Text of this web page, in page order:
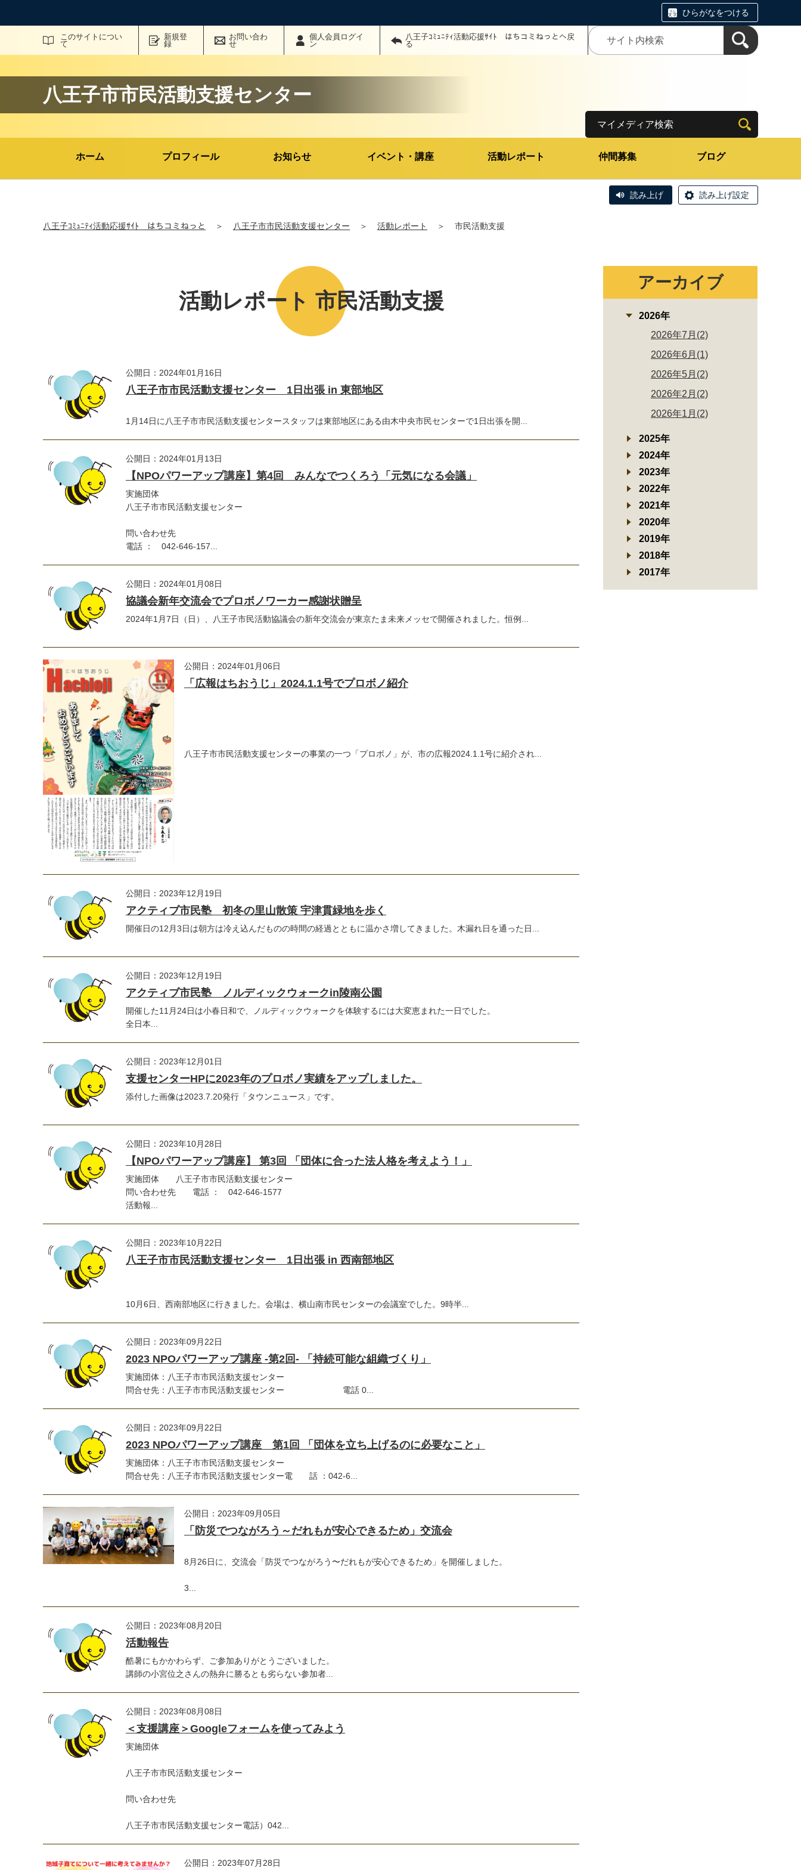
ひらがなをつける
このサイトについ
て
新規登
録
お問い合わ
せ
個人会員ログイ
ン
八王子ｺﾐｭﾆﾃｨ活動応援ｻｲﾄ はちコミねっとへ戻
る
サイト内検索
八王子市市民活動支援センター
ホーム プロフィール お知らせ イベント・講座 活動レポート 仲間募集 ブログ
マイメディア検索
読み上げ 読み上げ設定
八王子ｺﾐｭﾆﾃｨ活動応援ｻｲﾄ はちコミねっと ＞ 八王子市市民活動支援センター ＞ 活動レポート ＞ 市民活動支援
活動レポート 市民活動支援
公開日：2024年01月16日
八王子市市民活動支援センター 1日出張 in 東部地区
1月14日に八王子市市民活動支援センタースタッフは東部地区にある由木中央市民センターで1日出張を開...
公開日：2024年01月13日
【NPOパワーアップ講座】第4回 みんなでつくろう「元気になる会議」
実施団体
八王子市市民活動支援センター
問い合わせ先
電話 ： 042-646-157...
公開日：2024年01月08日
協議会新年交流会でプロボノワーカー感謝状贈呈
2024年1月7日（日）、八王子市民活動協議会の新年交流会が東京たま未来メッセで開催されました。恒例...
公開日：2024年01月06日
「広報はちおうじ」2024.1.1号でプロボノ紹介
八王子市市民活動支援センターの事業の一つ「プロボノ」が、市の広報2024.1.1号に紹介され...
公開日：2023年12月19日
アクティブ市民塾 初冬の里山散策 宇津貫緑地を歩く
開催日の12月3日は朝方は冷え込んだものの時間の経過とともに温かさ増してきました。木漏れ日を通った日...
公開日：2023年12月19日
アクティブ市民塾 ノルディックウォークin陵南公園
開催した11月24日は小春日和で、ノルディックウォークを体験するには大変恵まれた一日でした。
全日本...
公開日：2023年12月01日
支援センターHPに2023年のプロボノ実績をアップしました。
添付した画像は2023.7.20発行「タウンニュース」です。
公開日：2023年10月28日
【NPOパワーアップ講座】 第3回 「団体に合った法人格を考えよう！」
実施団体 八王子市市民活動支援センター
問い合わせ先 電話 ： 042-646-1577
活動報...
公開日：2023年10月22日
八王子市市民活動支援センター 1日出張 in 西南部地区
10月6日、西南部地区に行きました。会場は、横山南市民センターの会議室でした。9時半...
公開日：2023年09月22日
2023 NPOパワーアップ講座 -第2回- 「持続可能な組織づくり」
実施団体：八王子市市民活動支援センター
問合せ先：八王子市市民活動支援センター 電話 0...
公開日：2023年09月22日
2023 NPOパワーアップ講座 第1回 「団体を立ち上げるのに必要なこと」
実施団体：八王子市市民活動支援センター
問合せ先：八王子市市民活動支援センター電 話 ：042-6...
公開日：2023年09月05日
「防災でつながろう～だれもが安心できるため」交流会
8月26日に、交流会「防災でつながろう〜だれもが安心できるため」を開催しました。
3...
公開日：2023年08月20日
活動報告
酷暑にもかかわらず、ご参加ありがとうございました。
講師の小宮位之さんの熱弁に勝るとも劣らない参加者...
公開日：2023年08月08日
＜支援講座＞Googleフォームを使ってみよう
実施団体
八王子市市民活動支援センター
問い合わせ先
八王子市市民活動支援センター電話）042...
公開日：2023年07月28日
アーカイブ
2026年
2026年7月(2)
2026年6月(1)
2026年5月(2)
2026年2月(2)
2026年1月(2)
2025年
2024年
2023年
2022年
2021年
2020年
2019年
2018年
2017年